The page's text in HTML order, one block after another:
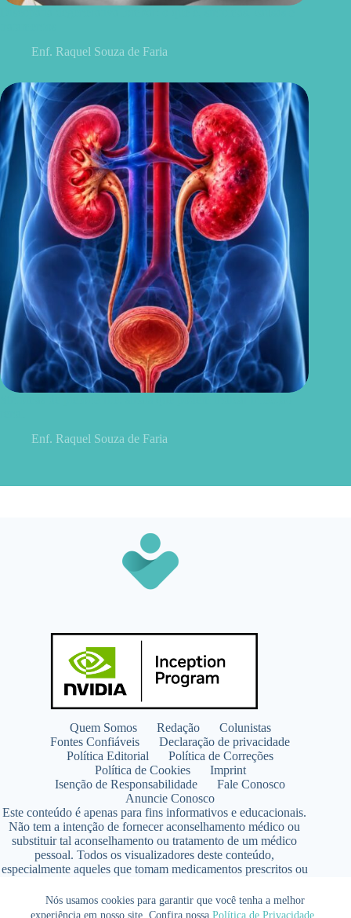
Nós usamos cookies para garantir que você tenha a melhor
experiência em nosso site. Confira nossa Política de Privacidade.
Enf. Raquel Souza de Faria
Enf. Raquel Souza de Faria
Quem Somos Redação
Colunistas
Fontes Confiáveis
Declaração de privacidade
Política Editorial
Política de Correções
Política de Cookies
Imprint
Isenção de Responsabilidade
Fale Conosco
Anuncie Conosco
Este conteúdo é apenas para fins informativos e educacionais.
Não tem a intenção de fornecer aconselhamento médico ou
substituir tal aconselhamento ou tratamento de um médico
pessoal. Todos os visualizadores deste conteúdo,
especialmente aqueles que tomam medicamentos prescritos ou
qualquer programa de nutrição, suplementação ou estilo de
vida.